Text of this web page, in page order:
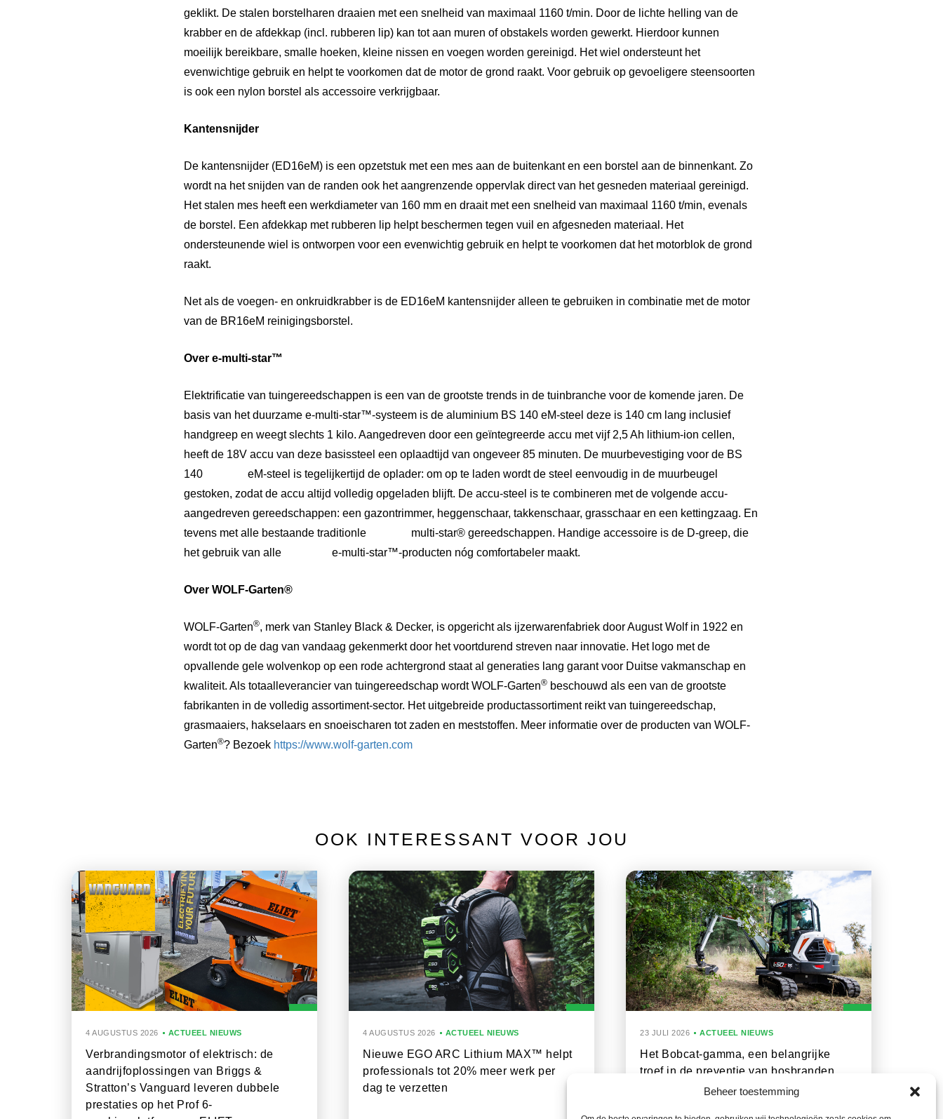
Beheer toestemming
geklikt. De stalen borstelharen draaien met een snelheid van maximaal 1160 t/min. Door de lichte helling van de
krabber en de afdekkap (incl. rubberen lip) kan tot aan muren of obstakels worden gewerkt. Hierdoor kunnen
moeilijk bereikbare, smalle hoeken, kleine nissen en voegen worden gereinigd. Het wiel ondersteunt het
evenwichtige gebruik en helpt te voorkomen dat de motor de grond raakt. Voor gebruik op gevoeligere steensoorten
is ook een nylon borstel als accessoire verkrijgbaar.
Kantensnijder
De kantensnijder (ED16eM) is een opzetstuk met een mes aan de buitenkant en een borstel aan de binnenkant. Zo
wordt na het snijden van de randen ook het aangrenzende oppervlak direct van het gesneden materiaal gereinigd.
Het stalen mes heeft een werkdiameter van 160 mm en draait met een snelheid van maximaal 1160 t/min, evenals
de borstel. Een afdekkap met rubberen lip helpt beschermen tegen vuil en afgesneden materiaal. Het
ondersteunende wiel is ontworpen voor een evenwichtig gebruik en helpt te voorkomen dat het motorblok de grond
raakt.
Net als de voegen- en onkruidkrabber is de ED16eM kantensnijder alleen te gebruiken in combinatie met de motor
van de BR16eM reinigingsborstel.
Over e-multi-star™
Elektrificatie van tuingereedschappen is een van de grootste trends in de tuinbranche voor de komende jaren. De
basis van het duurzame e-multi-star™-systeem is de aluminium BS 140 eM-steel deze is 140 cm lang inclusief
handgreep en weegt slechts 1 kilo. Aangedreven door een geïntegreerde accu met vijf 2,5 Ah lithium-ion cellen,
heeft de 18V accu van deze basissteel een oplaadtijd van ongeveer 85 minuten. De muurbevestiging voor de BS
140 eM-steel is tegelijkertijd de oplader: om op te laden wordt de steel eenvoudig in de muurbeugel
gestoken, zodat de accu altijd volledig opgeladen blijft. De accu-steel is te combineren met de volgende accu-
aangedreven gereedschappen: een gazontrimmer, heggenschaar, takkenschaar, grasschaar en een kettingzaag. En
tevens met alle bestaande traditionle multi-star® gereedschappen. Handige accessoire is de D-greep, die
het gebruik van alle e-multi-star™-producten nóg comfortabeler maakt.
Over WOLF-Garten®
WOLF-Garten®, merk van Stanley Black & Decker, is opgericht als ijzerwarenfabriek door August Wolf in 1922 en
wordt tot op de dag van vandaag gekenmerkt door het voortdurend streven naar innovatie. Het logo met de
opvallende gele wolvenkop op een rode achtergrond staat al generaties lang garant voor Duitse vakmanschap en
kwaliteit. Als totaalleverancier van tuingereedschap wordt WOLF-Garten® beschouwd als een van de grootste
fabrikanten in de volledig assortiment-sector. Het uitgebreide productassortiment reikt van tuingereedschap,
grasmaaiers, hakselaars en snoeischaren tot zaden en meststoffen. Meer informatie over de producten van WOLF-
Garten®? Bezoek https://www.wolf-garten.com
OOK INTERESSANT VOOR JOU
4 AUGUSTUS 2026 ACTUEEL NIEUWS
Verbrandingsmotor of elektrisch: de
aandrijfoplossingen van Briggs &
Stratton’s Vanguard leveren dubbele
prestaties op het Prof 6-
4 AUGUSTUS 2026 ACTUEEL NIEUWS
Nieuwe EGO ARC Lithium MAX™ helpt
professionals tot 20% meer werk per
dag te verzetten
23 JULI 2026 ACTUEEL NIEUWS
Het Bobcat-gamma, een belangrijke
troef in de preventie van bosbranden